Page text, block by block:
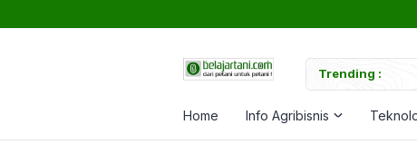
Trending :
Home Info Agribisnis